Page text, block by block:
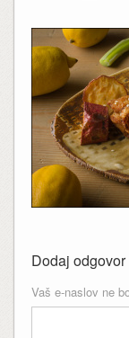
Dodaj odgovor
Vaš e-naslov ne